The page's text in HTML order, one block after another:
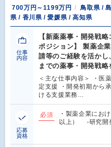
700万円～1199万円
鳥取県 /
県 / 香川県 / 愛媛県 / 高知県
仕事
内容
【新薬薬事・開発戦
ポジション】 製薬企
請等のご経験を活か
までの薬事・開発戦略
＜主な仕事内容＞ ・医
定支援 ・開発初期から
ける支援業務…
応募
資格
必須
・製薬企業にお
以上） -研究